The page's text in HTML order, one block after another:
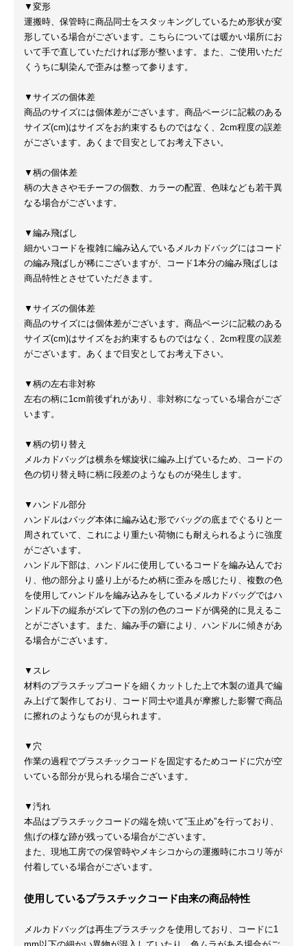
▼変形
運搬時、保管時に商品同士をスタッキングしているため形状が変
形している場合がございます。こちらについては暖かい場所にお
いて手で直していただければ形が整います。また、ご使用いただ
くうちに馴染んで歪みは整って参ります。
▼サイズの個体差
商品のサイズには個体差がございます。商品ページに記載のある
サイズ(cm)はサイズをお約束するものではなく、2cm程度の誤差
がございます。あくまで目安としてお考え下さい。
▼柄の個体差
柄の大きさやモチーフの個数、カラーの配置、色味なども若干異
なる場合がございます。
▼編み飛ばし
細かいコードを複雑に編み込んでいるメルカドバッグにはコード
の編み飛ばしが稀にございますが、コード1本分の編み飛ばしは
商品特性とさせていただきます。
▼サイズの個体差
商品のサイズには個体差がございます。商品ページに記載のある
サイズ(cm)はサイズをお約束するものではなく、2cm程度の誤差
がございます。あくまで目安としてお考え下さい。
▼柄の左右非対称
左右の柄に1cm前後ずれがあり、非対称になっている場合がござ
います。
▼柄の切り替え
メルカドバッグは横糸を螺旋状に編み上げているため、コードの
色の切り替え時に柄に段差のようなものが発生します。
▼ハンドル部分
ハンドルはバッグ本体に編み込む形でバッグの底までぐるりと一
周されていて、これにより重たい荷物にも耐えられるように強度
がございます。
ハンドル下部は、ハンドルに使用しているコードを編み込んでお
り、他の部分より盛り上がるため柄に歪みを感じたり、複数の色
を使用してハンドルを編み込みをしているメルカドバッグではハ
ンドル下の縦糸がズレて下の別の色のコードが偶発的に見えるこ
とがございます。また、編み手の癖により、ハンドルに傾きがあ
る場合がございます。
▼スレ
材料のプラスチップコードを細くカットした上で木製の道具で編
み上げて製作しており、コード同士や道具が摩擦した影響で商品
に擦れのようなものが見られます。
▼穴
作業の過程でプラスチックコードを固定するためコードに穴が空
いている部分が見られる場合ございます。
▼汚れ
本品はプラスチックコードの端を焼いて”玉止め”を行っており、
焦げの様な跡が残っている場合がございます。
また、現地工房での保管時やメキシコからの運搬時にホコリ等が
付着している場合がございます。
使用しているプラスチックコード由来の商品特性
メルカドバッグは再生プラスチックを使用しており、コードに1